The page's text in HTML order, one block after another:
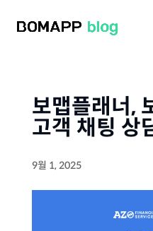
보맵플래너,
고객 채팅 상
9월 1, 2025